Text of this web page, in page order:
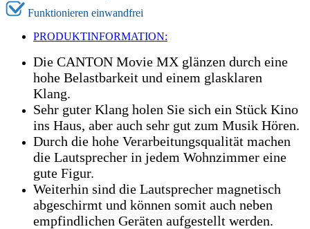
Funktionieren einwandfrei
PRODUKTINFORMATION:
Die CANTON Movie MX glänzen durch eine
hohe Belastbarkeit und einem glasklaren
Klang.
Sehr guter Klang holen Sie sich ein Stück Kino
ins Haus, aber auch sehr gut zum Musik Hören.
Durch die hohe Verarbeitungsqualität machen
die Lautsprecher in jedem Wohnzimmer eine
gute Figur.
Weiterhin sind die Lautsprecher magnetisch
abgeschirmt und können somit auch neben
empfindlichen Geräten aufgestellt werden.